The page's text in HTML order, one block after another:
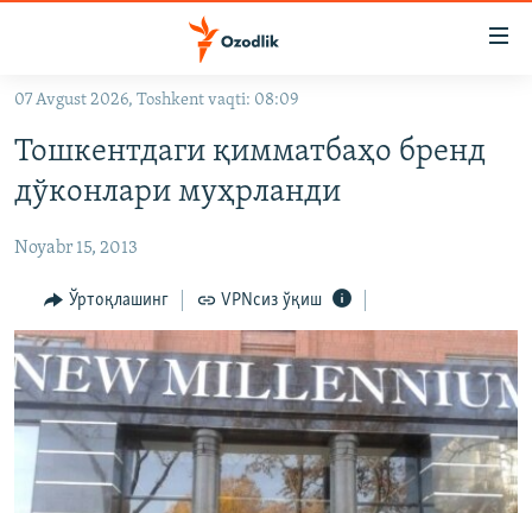
Асосий
ўтинг
ўтинг
OZODARXIV
ИЖТИМОИЙ ТАРМОҚЛАР
Озодлик бошқа тилларда
07 Avgust 2026, Toshkent vaqti: 08:09
Тошкентдаги қимматбаҳо бренд
дўконлари муҳрланди
Noyabr 15, 2013
Ўртоқлашинг VPNсиз ўқиш